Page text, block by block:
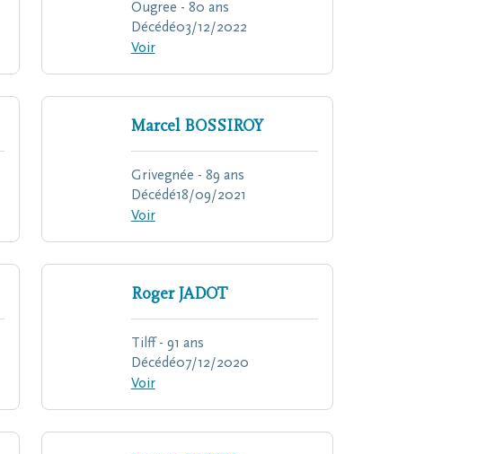
Ougree - 80 ans
Décédé03/12/2022
Voir
Marcel BOSSIROY
Grivegnée - 89 ans
Décédé18/09/2021
Voir
Roger JADOT
Tilff - 91 ans
Décédé07/12/2020
Voir